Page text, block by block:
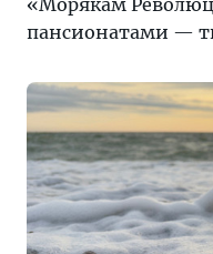
пансионатами —